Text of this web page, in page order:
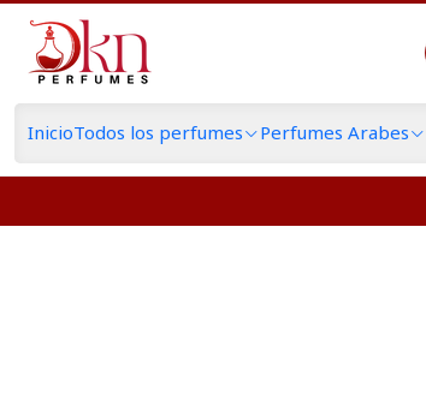
InicioTodos los perfumes Perfumes Arabes